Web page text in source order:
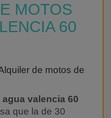
MOTOS
60
de motos de
valencia 60
que la de 30